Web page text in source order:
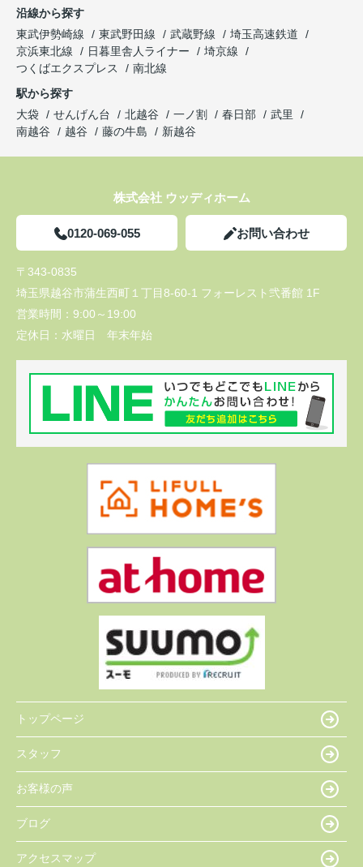
沿線から探す
東武伊勢崎線
東武野田線 武蔵野線
埼玉高速鉄道
京浜東北線
日暮里舎人ライナー
埼京線
つくばエクスプレス
南北線
駅から探す
大袋
せんげん台 北越谷 一ノ割 春日部
武里
南越谷
越谷 藤の牛島 新越谷
株式会社 ウッディホーム
0120-069-055 お問い合わせ
〒343-0835
埼玉県越谷市蒲生西町１丁目8-60-1 フォーレスト弐番館 1F
営業時間： 9:00～19:00
定休日： 水曜日 年末年始
トップページ
スタッフ
お客様の声
ブログ
アクセスマップ